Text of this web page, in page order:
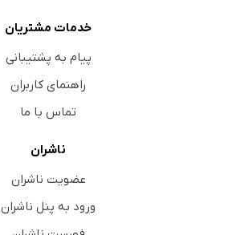
خدمات مشتریان
پیام به پشتیبانی
راهنمای کاربران
تماس با ما
ناشران
عضویت ناشران
ورود به پنل ناشران